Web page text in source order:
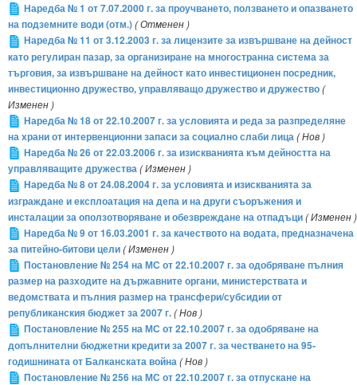
Наредба № 1 от 7.07.2000 г. за проучването, ползването и опазването
на подземните води (отм.)( Отменен )
Наредба № 11 от 3.12.2003 г. за лицензите за извършване на дейност
като регулиран пазар, за организиране на многостранна система за
търговия, за извършване на дейност като инвестиционен посредник,
инвестиционно дружество, управляващо дружество и дружество(
Изменен )
Наредба № 18 от 22.10.2007 г. за условията и реда за разпределяне
на храни от интервенционни запаси за социално слаби лица( Нов )
Наредба № 26 от 22.03.2006 г. за изискванията към дейността на
управляващите дружества( Изменен )
Наредба № 8 от 24.08.2004 г. за условията и изискванията за
изграждане и експлоатация на депа и на други съоръжения и
инсталации за оползотворяване и обезвреждане на отпадъци( Изменен )
Наредба № 9 от 16.03.2001 г. за качеството на водата, предназначена
за питейно-битови цели( Изменен )
Постановление № 254 на МС от 22.10.2007 г. за одобряване пълния
размер на разходите на държавните органи, министерствата и
ведомствата и пълния размер на трансфери/субсидии от
републиканския бюджет за 2007 г.( Нов )
Постановление № 255 на МС от 22.10.2007 г. за одобряване на
допълнителни бюджетни кредити за 2007 г. за честването на 95-
годишнината от Балканската война( Нов )
Постановление № 256 на МС от 22.10.2007 г. за отпускане на